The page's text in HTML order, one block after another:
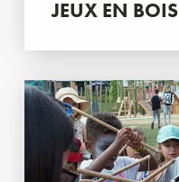
JEUX EN BOIS